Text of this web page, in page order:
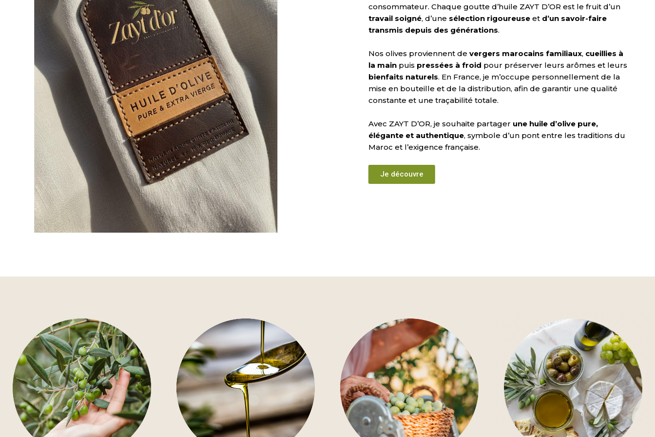
consommateur. Chaque goutte d’huile ZAYT D’OR est le fruit d’un
travail soigné, d’une sélection rigoureuseet d’un savoir-faire
transmis depuis des générations.
Nos olives proviennent de vergers marocains familiaux, cueillies à
la mainpuis pressées à froid pour préserver leurs arômes et leurs
bienfaits naturels. En France, je m’occupe personnellement de la
mise en bouteille et de la distribution, afin de garantir une qualité
constante et une traçabilité totale.
Avec ZAYT D’OR, je souhaite partager une huile d’olive pure,
élégante et authentique, symbole d’un pont entre les traditions du
Maroc et l’exigence française.
Je découvre